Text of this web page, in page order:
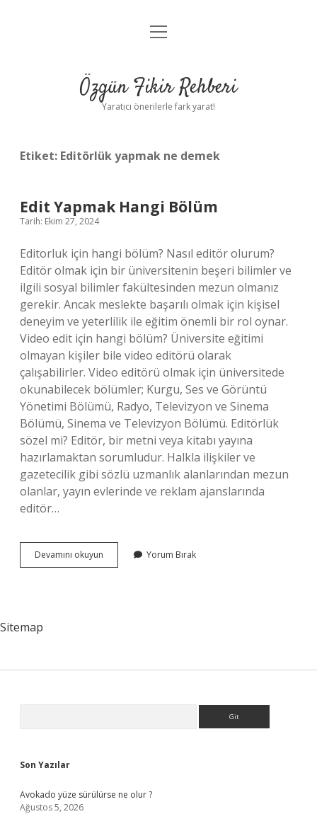
Gizlilik Politikası
Yasal Uyarı
menüyü
Özgün Fikir Rehberi
Yaratıcı önerilerle fark yarat!
Etiket: Editörlük yapmak ne demek
Edit Yapmak Hangi Bölüm
Tarih: Ekim 27, 2024
Editorluk için hangi bölüm? Nasıl editör olurum?
Editör olmak için bir üniversitenin beşeri bilimler ve
ilgili sosyal bilimler fakültesinden mezun olmanız
gerekir. Ancak meslekte başarılı olmak için kişisel
deneyim ve yeterlilik ile eğitim önemli bir rol oynar.
Video edit için hangi bölüm? Üniversite eğitimi
olmayan kişiler bile video editörü olarak
çalışabilirler. Video editörü olmak için üniversitede
okunabilecek bölümler; Kurgu, Ses ve Görüntü
Yönetimi Bölümü, Radyo, Televizyon ve Sinema
Bölümü, Sinema ve Televizyon Bölümü. Editörlük
sözel mi? Editör, bir metni veya kitabı yayına
hazırlamaktan sorumludur. Halkla ilişkiler ve
gazetecilik gibi sözlü uzmanlık alanlarından mezun
olanlar, yayın evlerinde ve reklam ajanslarında
editör…
Devamını okuyun
Yapmak
Yorum Bırak
Sitemap
Son Yazılar
Avokado yüze sürülürse ne olur ?
Ağustos 5, 2026